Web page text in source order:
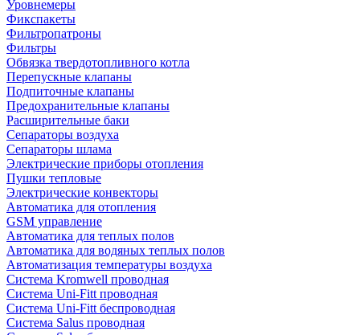
Уровнемеры
Фикспакеты
Фильтропатроны
Фильтры
Обвязка твердотопливного котла
Перепускные клапаны
Подпиточные клапаны
Предохранительные клапаны
Расширительные баки
Сепараторы воздуха
Сепараторы шлама
Электрические приборы отопления
Пушки тепловые
Электрические конвекторы
Автоматика для отопления
GSM управление
Автоматика для теплых полов
Автоматика для водяных теплых полов
Автоматизация температуры воздуха
Система Kromwell проводная
Система Uni-Fitt проводная
Система Uni-Fitt беспроводная
Система Salus проводная